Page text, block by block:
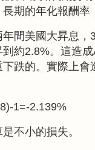
期的年化報酬率
間美國大昇息，
到約2.8%。這造成
跌的。實際上會
1=-2.139%
不小的損失。